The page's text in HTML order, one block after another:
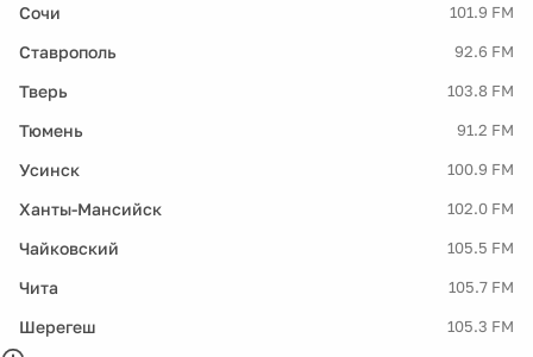
Сочи 101.9 FM
Ставрополь 92.6 FM
Тверь 103.8 FM
Тюмень 91.2 FM
Усинск 100.9 FM
Ханты-Мансийск 102.0 FM
Чайковский 105.5 FM
Чита 105.7 FM
Шерегеш 105.3 FM